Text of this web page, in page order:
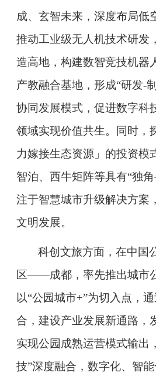
成、玄智未来，深度布局低
推动工业级无人机技术研发
造高地，构建数智竞技机器
产教融合基地，形成“研发-
协同发展模式，促进数字科
领域实现价值共生。同时，
力嫁接生态资源」的投资模
智泊、西牛矩阵等具有“独
注于智慧城市升级解决方案
文明发展。
科创文旅方面，在中国
区——成都，率先推出城市
以“公园城市+”为切入点，
合，建设产业发展新通路，
实现公园成熟运营模式输出
技”深度融合，数字化、智